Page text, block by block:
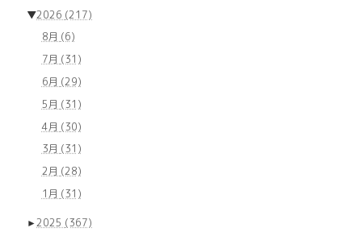
▼2026 (217)
8月 (6)
7月 (31)
6月 (29)
5月 (31)
4月 (30)
3月 (31)
2月 (28)
1月 (31)
►2025 (367)